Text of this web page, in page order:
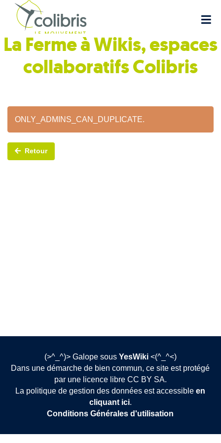
La Ferme à Wikis, espaces
collaboratifsColibris
ONLY_ADMINS_CAN_DUPLICATE.
Retour
(>^_^)> Galope sous YesWiki <(^_^<)
Dans une démarche de bien commun, ce site est protégé
par une licence libre CC BY SA.
La politique de gestion des données est accessibleen
cliquant ici.
Conditions Générales d'utilisation